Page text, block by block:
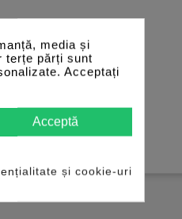
media și
terțe părți sunt
Acceptați
Acceptă
și cookie-uri